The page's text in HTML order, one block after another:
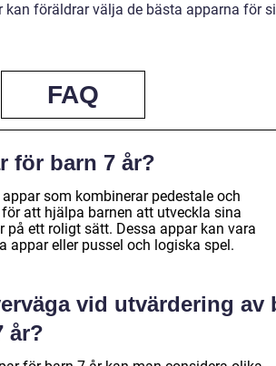
föräldrar välja de bästa apparna för
FAQ
för barn 7 år?
som kombinerar pedestale och
att hjälpa barnen att utveckla sina
på ett roligt sätt. Dessa appar kan vara
appar eller pussel och logiska spel.
vid utvärdering av
år?